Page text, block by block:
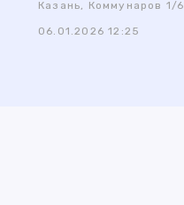
Казань, Коммунаров 1/6
06.01.2026 12:25